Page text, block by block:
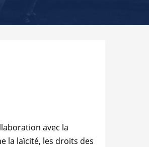
avec la
la laïcité, les droits des